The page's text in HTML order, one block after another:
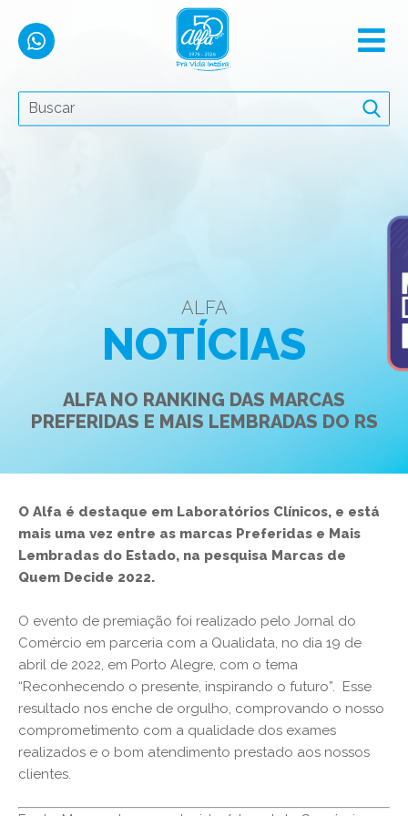
ALFA
NOTÍCIAS
ALFA NO RANKING DAS MARCAS
PREFERIDAS E MAIS LEMBRADAS DO RS
O Alfa é destaque em Laboratórios Clínicos, e está
mais uma vez entre as marcas Preferidas e Mais
Lembradas do Estado, na pesquisa Marcas de
Quem Decide 2022.
O evento de premiação foi realizado pelo Jornal do
Comércio em parceria com a Qualidata, no dia 19 de
abril de 2022, em Porto Alegre, com o tema
“Reconhecendo o presente, inspirando o futuro”. Esse
resultado nos enche de orgulho, comprovando o nosso
comprometimento com a qualidade dos exames
realizados e o bom atendimento prestado aos nossos
clientes.